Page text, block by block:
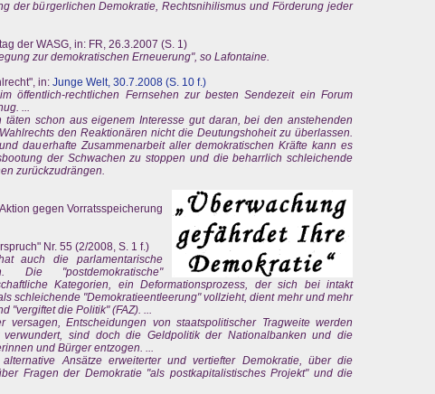
der bürgerlichen Demokratie, Rechtsnihilismus und Förderung jeder
der WASG, in: FR, 26.3.2007 (S. 1)
zur demokratischen Erneuerung", so Lafontaine.
in: Junge Welt, 30.7.2008 (S. 10 f.)
öffentlich-rechtlichen Fernsehen zur besten Sendezeit ein Forum
...
schon aus eigenem Interesse gut daran, bei den anstehenden
den Reaktionären nicht die Deutungshoheit zu überlassen.
dauerhafte Zusammenarbeit aller demokratischen Kräfte kann es
der Schwachen zu stoppen und die beharrlich schleichende
zurückzudrängen.
gegen Vorratsspeicherung
Nr. 55 (2/2008, S. 1 f.)
auch die parlamentarische
Die "postdemokratische"
Kategorien, ein Deformationsprozess, der sich bei intakt
schleichende "Demokratieentleerung" vollzieht, dient mehr und mehr
"vergiftet die Politik" (FAZ). ...
versagen, Entscheidungen von staatspolitischer Tragweite werden
verwundert, sind doch die Geldpolitik der Nationalbanken und die
und Bürger entzogen. ...
Ansätze erweiterter und vertiefter Demokratie, über die
Fragen der Demokratie "als postkapitalistisches Projekt" und die